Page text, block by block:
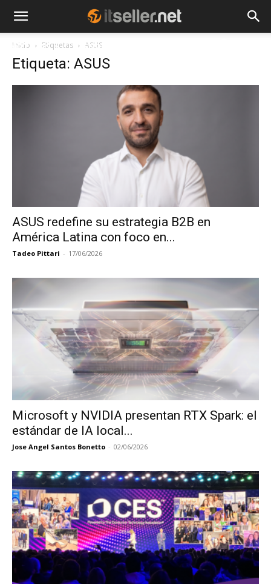
NOTICIAS TENDENCIAS
Inicio Etiquetas ASUS
Etiqueta: ASUS
ASUS redefine su estrategia B2B en
América Latina con foco en...
Tadeo Pittari - 17/06/2026
Microsoft y NVIDIA presentan RTX Spark: el
estándar de IA local...
Jose Angel Santos Bonetto - 02/06/2026